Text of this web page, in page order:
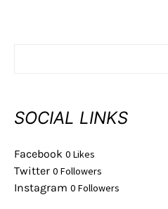
SOCIAL LINKS
Facebook 0 Likes
Twitter 0 Followers
Instagram 0 Followers